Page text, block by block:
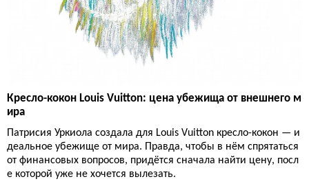
Кресло-кокон Louis Vuitton: цена убежища от внешнего м
ира
Патрисия Уркиола создала для Louis Vuitton кресло-кокон — и
деальное убежище от мира. Правда, чтобы в нём спрятаться
от финансовых вопросов, придётся сначала найти цену, посл
е которой уже не хочется вылезать.